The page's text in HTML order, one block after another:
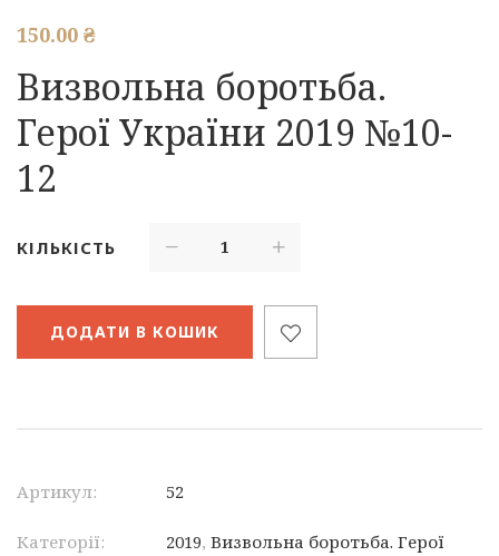
150.00 ₴
Визвольна боротьба.
Герої України 2019 №10-
12
КІЛЬКІСТЬ
ДОДАТИ В КОШИК
Артикул: 52
Категорії: 2019, Визвольна боротьба. Герої